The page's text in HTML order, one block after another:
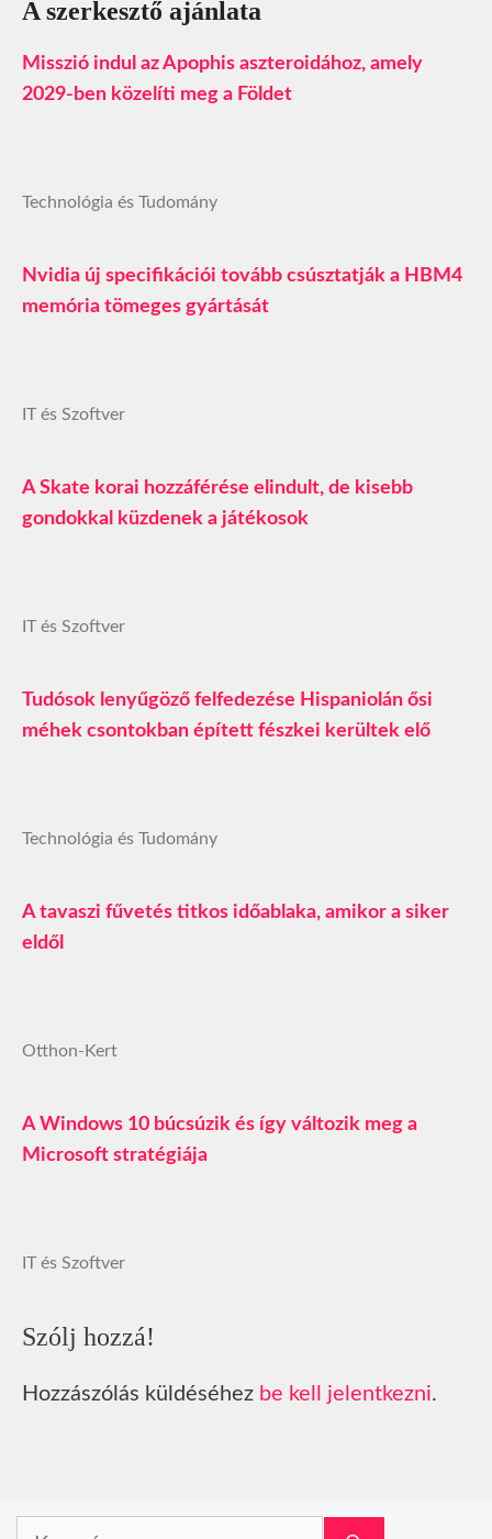
A szerkesztő ajánlata
Misszió indul az Apophis aszteroidához, amely
2029-ben közelíti meg a Földet
Technológia és Tudomány
Nvidia új specifikációi tovább csúsztatják a HBM4
memória tömeges gyártását
IT és Szoftver
A Skate korai hozzáférése elindult, de kisebb
gondokkal küzdenek a játékosok
IT és Szoftver
Tudósok lenyűgöző felfedezése Hispaniolán ősi
méhek csontokban épített fészkei kerültek elő
Technológia és Tudomány
A tavaszi fűvetés titkos időablaka, amikor a siker
eldől
Otthon-Kert
A Windows 10 búcsúzik és így változik meg a
Microsoft stratégiája
IT és Szoftver
Szólj hozzá!
Hozzászólás küldéséhez be kell jelentkezni.